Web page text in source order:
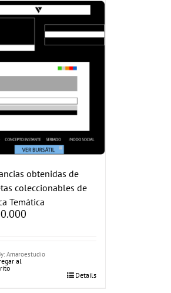
obtenidas de
coleccionables de
Temática
Amaroestudio
al
Details